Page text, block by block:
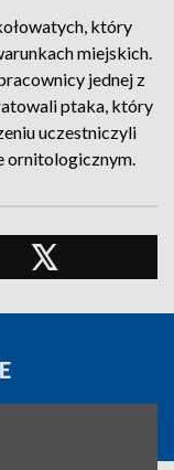
który
miejskich.
jednej z
ptaka, który
uczestniczyli
ornitologicznym.